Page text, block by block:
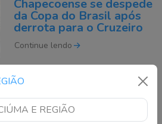
E REGIÃO
Chapecoense se despede
da Copa do Brasil após
derrota para o Cruzeiro
Continue lendo
bomba? Entenda o
fenômeno que pode